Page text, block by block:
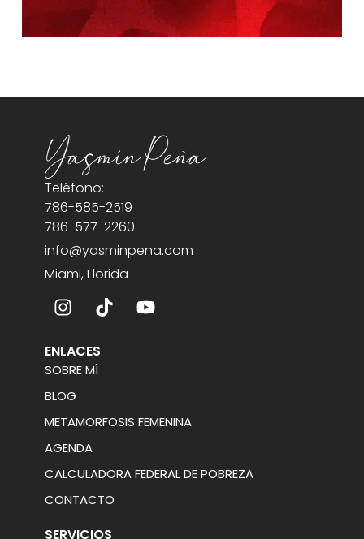
Teléfono:
786-585-2519
786-577-2260
info@yasminpena.com
Miami, Florida
ENLACES
SOBRE MÍ
BLOG
METAMORFOSIS FEMENINA
AGENDA
CALCULADORA FEDERAL DE POBREZA
CONTACTO
SERVICIOS